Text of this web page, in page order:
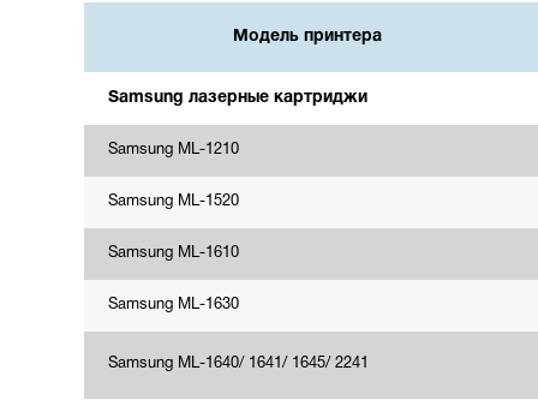
Модель принтера
Samsung лазерные картриджи
Samsung ML-1210
Samsung ML-1520
Samsung ML-1610
Samsung ML-1630
Samsung ML-1640/ 1641/ 1645/ 2241